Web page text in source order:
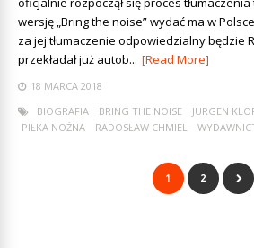
wersję „Bring the noise” wydać ma w
za jej tłumaczenie odpowiedzialny będzie
przekładał już autob... [Read More]
18 MARCA 2018
BIOGRAFIA
BRING THE NOISE JURGEN
PIŁKA NOŻNA
RADOSŁAW CHMIEL
1 2